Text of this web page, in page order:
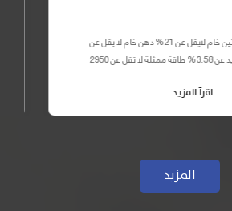
التحليل الكيميائي : بروتين خام لايقل عن 21% دهن خام لا يقل عن
4.52% الياف خام لا تزيد عن 3.58% طاقة ممثلة لا تقل عن 2950
اقرأ المزيد
المزيد